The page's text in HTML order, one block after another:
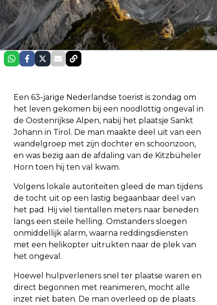
Een 63-jarige Nederlandse toerist is zondag om
het leven gekomen bij een noodlottig ongeval in
de Oostenrijkse Alpen, nabij het plaatsje Sankt
Johann in Tirol. De man maakte deel uit van een
wandelgroep met zijn dochter en schoonzoon,
en was bezig aan de afdaling van de Kitzbüheler
Horn toen hij ten val kwam.
Volgens lokale autoriteiten gleed de man tijdens
de tocht uit op een lastig begaanbaar deel van
het pad. Hij viel tientallen meters naar beneden
langs een steile helling. Omstanders sloegen
onmiddellijk alarm, waarna reddingsdiensten
met een helikopter uitrukten naar de plek van
het ongeval.
Hoewel hulpverleners snel ter plaatse waren en
direct begonnen met reanimeren, mocht alle
inzet niet baten. De man overleed op de plaats